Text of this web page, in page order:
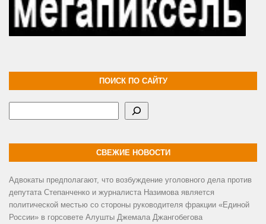
ПОИСК ПО САЙТУ
СВЕЖИЕ НОВОСТИ
Адвокаты предполагают, что возбуждение уголовного дела против
депутата Степанченко и журналиста Назимова является
политической местью со стороны руководителя фракции «Единой
России» в горсовете Алушты Джемала Джангобегова